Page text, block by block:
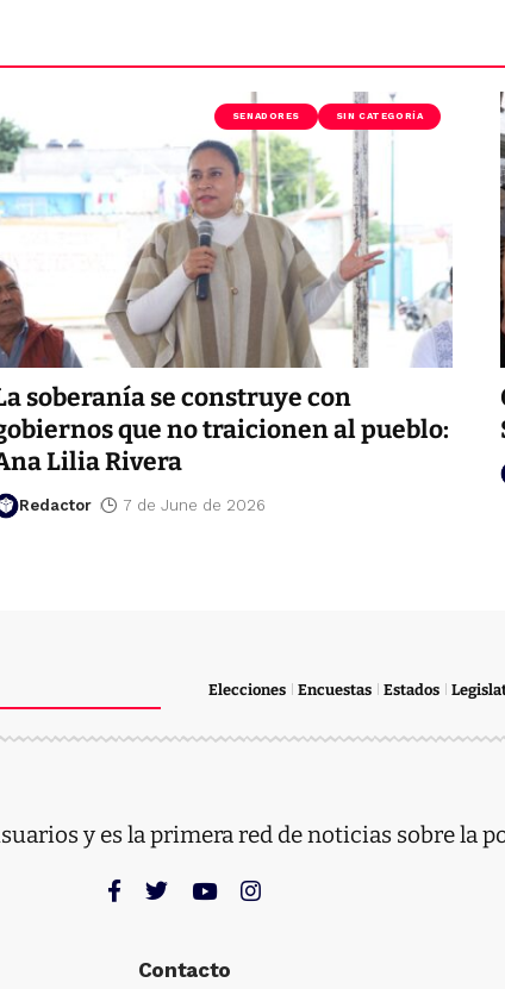
SENADORES SIN CATEGORÍA
soberanía se construye con
que no traicionen al pueblo:
Lilia Rivera
Redactor 7 de June de 2026
Elecciones Encuestas Estados
y es la primera red de noticias sobre la
Contacto